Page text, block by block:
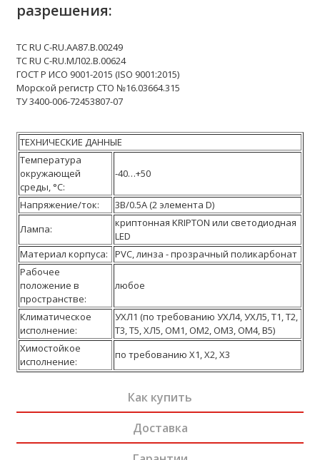
разрешения:
ТС RU С-RU.АА87.В.00249
ТС RU C-RU.МЛ02.В.00624
ГОСТ Р ИСО 9001-2015 (ISO 9001:2015)
Морской регистр СТО №16.03664.315
ТУ 3400-006-72453807-07
ТЕХНИЧЕСКИЕ ДАННЫЕ
Температура
окружающей
среды, °С:
-40…+50
Напряжение/ток:
3B/0.5A (2 элемента D)
Лампа:
криптонная KRIPTON или светодиодная
LED
Материал корпуса:
PVC, линза - прозрачный поликарбонат
Рабочее
положение в
пространстве:
любое
Климатическое
исполнение:
УХЛ1 (по требованию УХЛ4, УХЛ5, Т1, Т2,
Т3, Т5, ХЛ5, OM1, OM2, OM3, OM4, В5)
Химостойкое
исполнение:
по требованию Х1, Х2, Х3
Как купить
Доставка